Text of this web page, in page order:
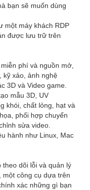
bạn sẽ muốn dùng
một máy khách RDP
được lưu trữ trên
phí và nguồn mở,
kỹ xảo, ảnh nghệ
3D và Video game.
mẫu 3D, UV
khói, chất lỏng, hạt và
phối hợp chuyển
sửa video.
hành như Linux, Mac
theo dõi lỗi và quản lý
công cụ dựa trên
xác những gì bạn